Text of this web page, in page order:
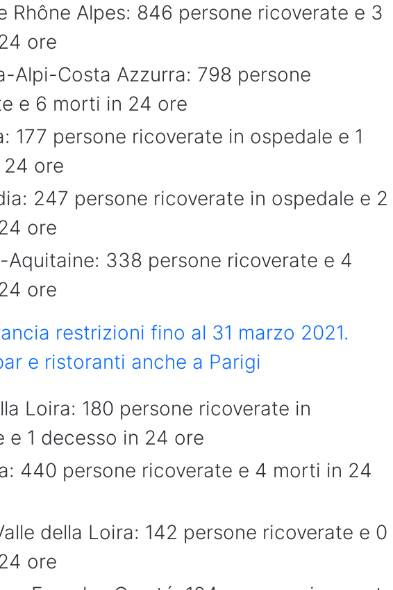
Rhône Alpes: 846 persone ricoverate e 3
ore
Alpi-Costa Azzurra: 798 persone
e 6 morti in 24 ore
177 persone ricoverate in ospedale e 1
ore
247 persone ricoverate in ospedale e 2
ore
Aquitaine: 338 persone ricoverate e 4
ore
restrizioni fino al 31 marzo 2021.
e ristoranti anche a Parigi
Loira: 180 persone ricoverate in
e 1 decesso in 24 ore
440 persone ricoverate e 4 morti in 24
della Loira: 142 persone ricoverate e 0
ore